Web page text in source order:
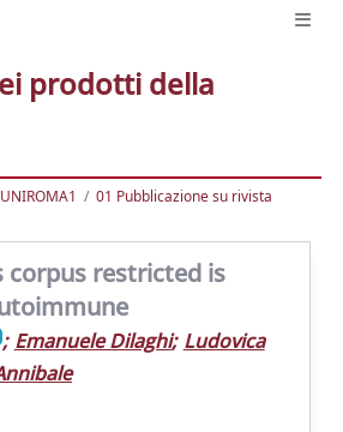
prodotti della
01 Pubblicazione su rivista
corpus restricted is
; Emanuele Dilaghi; Ludovica